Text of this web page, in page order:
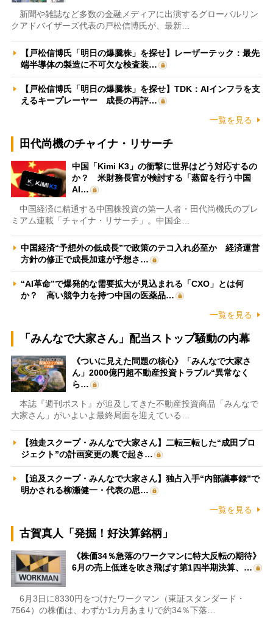
新聞や雑誌など多数の金融メディアに出演するグローバルリン
クアドバイザーズ代表の戸松信博氏が、最新…
【戸松信博氏「明日の爆騰株」を探せ】レーザーテック：最先
端半導体の製造に不可欠な検査装…
【戸松信博氏「明日の爆騰株」を探せ】TDK：AIインフラを支
えるキープレーヤー 成長の再評…
一覧を見る
田代尚機のチャイナ・リサーチ
中国「Kimi K3」の衝撃に世界はどう対応するの
か？ 米財務長官が検討する「蒸留を行う中国
AI…
中国経済に精通する中国株投資の第一人者・田代尚機氏のプレ
ミアム連載「チャイナ・リサーチ」。中国企…
中国経済“予想外の低成長”で政策のテコ入れ必至か 経済運営
方針の修正で成長加速が予想さ…
“AI革命”で爆発的な需要拡大が見込まれる「CXO」とは何
か？ 高い競争力を持つ中国の医薬品…
一覧を見る
「みんなで大家さん」配当ストップ騒動の内幕
《ついに見えた問題の核心》「みんなで大家さ
ん」2000億円超不動産投資トラブル“異常なく
ら…
本誌『週刊ポスト』が追及してきた不動産投資商品「みんなで
大家さん」がいよいよ最終局面を迎えている…
【独走スクープ・みんなで大家さん】二転三転した“成田プロ
ジェクト”の計画変更の裏で起き…
【追及スクープ・みんなで大家さん】独占入手“内部議事録”で
明かされる柳瀬健一・代表の思…
一覧を見る
古賀真人「発掘！好決算銘柄」
《株価34％急落のワークマンに特大反転の期待》
6月の売上低迷を吹き飛ばす第1四半期決算、…
6月3日に8330円をつけたワークマン（東証スタンダード・
7564）の株価は、わずか1カ月あまりで約34％下落…